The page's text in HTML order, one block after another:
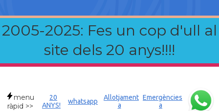
2005-2025: Fes un cop d'ull al
site dels 20 anys!!!!
menu
ràpid >>
20
ANYS!
whatsapp
Allotjament
a
Emergències
a